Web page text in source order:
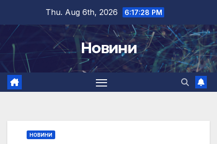
content
Thu. Aug 6th, 2026 6:17:28 PM
Новини
НОВИНИ